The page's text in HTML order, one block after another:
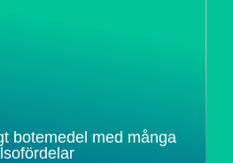
botemedel med många